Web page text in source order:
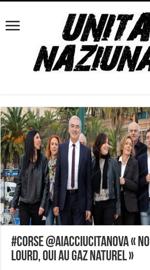
#Corse @AiacciuCitaNova «
lourd, oui au gaz naturel »